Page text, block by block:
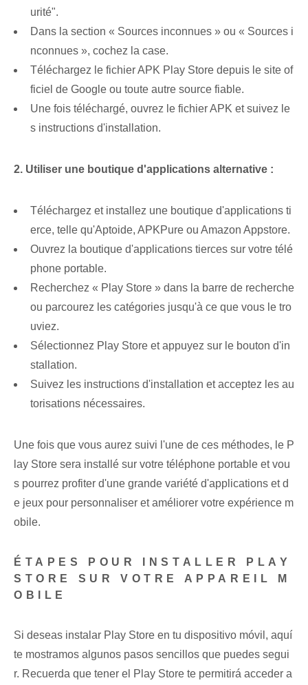
urité".
Dans la section « Sources inconnues » ou « Sources i
nconnues », cochez la case.
Téléchargez le fichier APK Play Store depuis le site of
ficiel de Google ou toute autre source fiable.
Une fois téléchargé, ouvrez le fichier APK et suivez le
s instructions d'installation.
2. Utiliser une boutique d'applications alternative :
Téléchargez et installez une boutique d'applications ti
erce, telle qu'Aptoide, APKPure ou Amazon ‌Appstore.
Ouvrez la boutique d'applications tierces sur votre télé
phone portable.
Recherchez « Play Store » dans la barre de recherche
ou parcourez les catégories jusqu'à ce que vous le tro
uviez.
Sélectionnez Play Store et appuyez sur le bouton d'in
stallation.
Suivez les instructions d'installation et acceptez les au
torisations nécessaires.
Une fois que vous aurez suivi l'une de ces méthodes, le P
lay Store sera installé sur votre téléphone portable et vou
s pourrez profiter d'une grande variété d'applications et d
e jeux pour personnaliser et améliorer votre expérience m
obile.
ÉTAPES POUR INSTALLER PLAY‍
STORE SUR VOTRE APPAREIL M
OBILE
Si deseas instalar Play ‌Store en tu dispositivo móvil, ​aquí
te mostramos algunos pasos sencillos que puedes segui
r. Recuerda que tener el‌ Play Store te permitirá acceder a